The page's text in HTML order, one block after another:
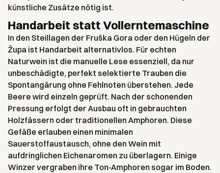
künstliche Zusätze nötig ist.
Handarbeit statt Vollerntemaschine
In den Steillagen der Fruška Gora oder den Hügeln der
Župa ist Handarbeit alternativlos. Für echten
Naturwein ist die manuelle Lese essenziell, da nur
unbeschädigte, perfekt selektierte Trauben die
Spontangärung ohne Fehlnoten überstehen. Jede
Beere wird einzeln geprüft. Nach der schonenden
Pressung erfolgt der Ausbau oft in gebrauchten
Holzfässern oder traditionellen Amphoren. Diese
Gefäße erlauben einen minimalen
Sauerstoffaustausch, ohne den Wein mit
aufdringlichen Eichenaromen zu überlagern. Einige
Winzer vergraben ihre Ton-Amphoren sogar im Boden.